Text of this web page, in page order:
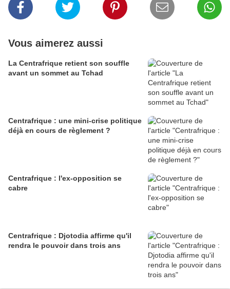
Vous aimerez aussi
La Centrafrique retient son souffle
avant un sommet au Tchad
Centrafrique : une mini-crise politique
déjà en cours de règlement ?
Centrafrique : l'ex-opposition se
cabre
Centrafrique : Djotodia affirme qu'il
rendra le pouvoir dans trois ans